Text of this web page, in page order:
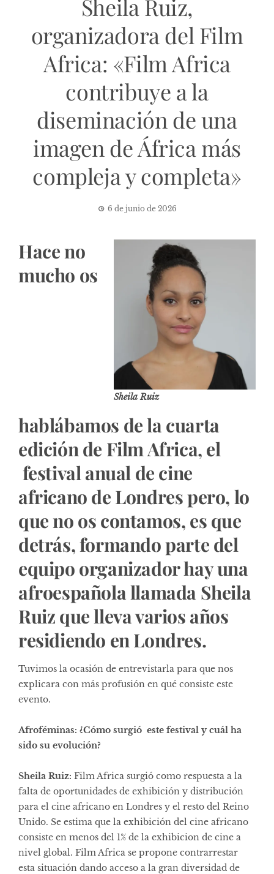
Sheila Ruiz,
organizadora del Film
Africa: «Film Africa
contribuye a la
diseminación de una
imagen de África más
compleja y completa»
6 de junio de 2026
Sheila Ruiz
Hace no
mucho os
hablábamos de la cuarta
edición de Film Africa, el
festival anual de cine
africano de Londres pero, lo
que no os contamos, es que
detrás, formando parte del
equipo organizador hay una
afroespañola llamada Sheila
Ruiz que lleva varios años
residiendo en Londres.
Tuvimos la ocasión de entrevistarla para que nos
explicara con más profusión en qué consiste este
evento.
Afroféminas: ¿Cómo surgió este festival y cuál ha
sido su evolución?
Sheila Ruiz: Film Africa surgió como respuesta a la
falta de oportunidades de exhibición y distribución
para el cine africano en Londres y el resto del Reino
Unido. Se estima que la exhibición del cine africano
consiste en menos del 1% de la exhibicion de cine a
nivel global. Film Africa se propone contrarrestar
esta situación dando acceso a la gran diversidad de